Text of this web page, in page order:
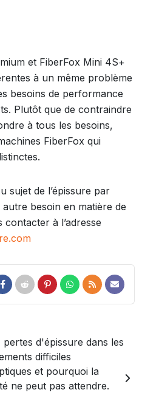
et FiberFox Mini 4S+
à un même problème
besoins de performance
Plutôt que de contraindre
à tous les besoins,
FiberFox qui
sujet de l’épissure par
besoin en matière de
à l’adresse
d'épissure dans les
difficiles
et pourquoi la
ne peut pas attendre.